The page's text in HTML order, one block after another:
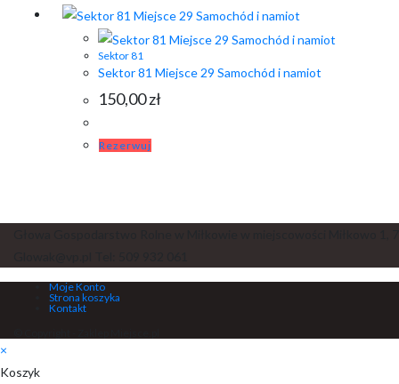
Sektor 81
Sektor 81 Miejsce 29 Samochód i namiot
150,00zł
Rezerwuj
Moje Konto
Strona koszyka
Kontakt
×
Koszyk